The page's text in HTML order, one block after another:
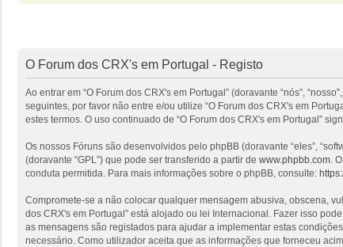
O Forum dos CRX's em Portugal - Registo
Ao entrar em “O Forum dos CRX's em Portugal” (doravante “nós”,
seguintes, por favor não entre e/ou utilize “O Forum dos CRX's em
estes termos. O uso continuado de “O Forum dos CRX's em Portugal”
Os nossos Fóruns são desenvolvidos pelo phpBB (doravante “eles”,
(doravante “GPL”) que pode ser transferido a partir de www.phpbb.com.
conduta permitida. Para mais informações sobre o phpBB, consulte:
Compromete-se a não colocar qualquer mensagem abusiva, obscena,
dos CRX's em Portugal” está alojado ou lei Internacional. Fazer isso
as mensagens são registados para ajudar a implementar estas
necessário. Como utilizador aceita que as informações que forneceu